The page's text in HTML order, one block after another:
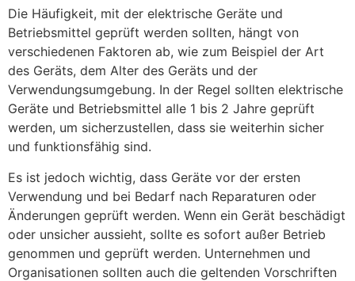
Die Häufigkeit, mit der elektrische Geräte und
Betriebsmittel geprüft werden sollten, hängt von
verschiedenen Faktoren ab, wie zum Beispiel der Art
des Geräts, dem Alter des Geräts und der
Verwendungsumgebung. In der Regel sollten elektrische
Geräte und Betriebsmittel alle 1 bis 2 Jahre geprüft
werden, um sicherzustellen, dass sie weiterhin sicher
und funktionsfähig sind.
Es ist jedoch wichtig, dass Geräte vor der ersten
Verwendung und bei Bedarf nach Reparaturen oder
Änderungen geprüft werden. Wenn ein Gerät beschädigt
oder unsicher aussieht, sollte es sofort außer Betrieb
genommen und geprüft werden. Unternehmen und
Organisationen sollten auch die geltenden Vorschriften